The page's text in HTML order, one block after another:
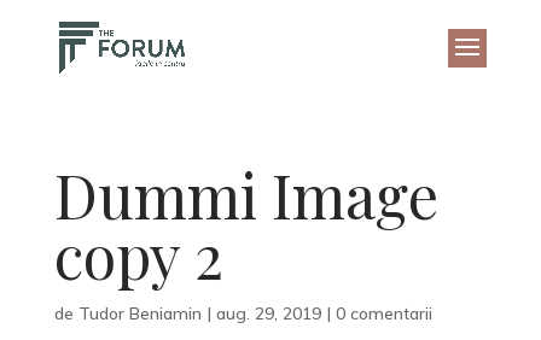
Dummi Image
copy 2
de Tudor Beniamin | aug. 29, 2019| 0 comentarii